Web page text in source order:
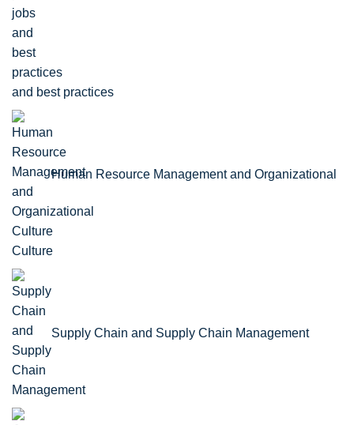
and best practices
Human Resource Management and Organizational
Culture
Supply Chain and Supply Chain Management